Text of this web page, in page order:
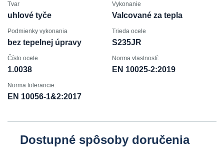
Tvar
uhlové tyče
Vykonanie
Valcované za tepla
Podmienky vykonania
bez tepelnej úpravy
Trieda ocele
S235JR
Číslo ocele
1.0038
Norma vlastností:
EN 10025-2:2019
Norma tolerancie:
EN 10056-1&2:2017
Dostupné spôsoby doručenia